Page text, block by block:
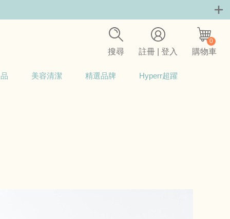
搜尋 註冊 | 登入
0
購物車
美容清潔 精選品牌 Hyperr超躍